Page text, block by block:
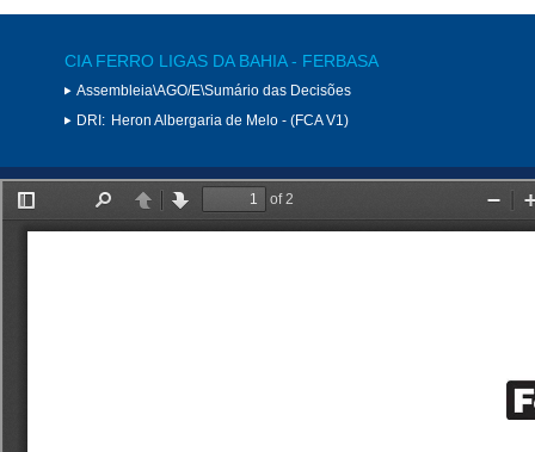
CIA FERRO LIGAS DA BAHIA - FERBASA
Assembleia\AGO/E\Sumário das Decisões
DRI: Heron Albergaria de Melo - (FCA V1)